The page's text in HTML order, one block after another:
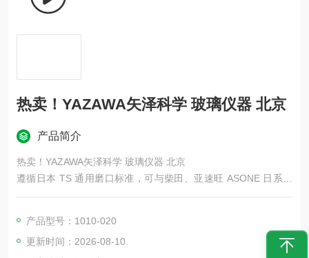
热卖！YAZAWA矢泽科学 玻璃仪器 北京
产品简介
热卖！YAZAWA矢泽科学 玻璃仪器 北京
遵循日本 TS 通用磨口标准，可与柴田、亚速旺 ASONE 日系玻
璃仪器互换配件；3.3 高硼硅硬质玻璃，耐温、耐酸碱，常压加
识。
产品型号：1010-020
更新时间：2026-08-10